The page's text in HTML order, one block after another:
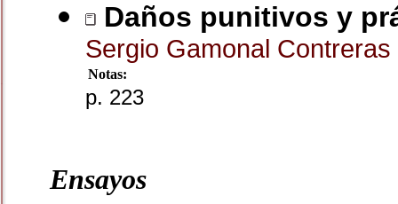
Daños punitivos y
Sergio Gamonal Contreras
Notas:
p. 223
Ensayos